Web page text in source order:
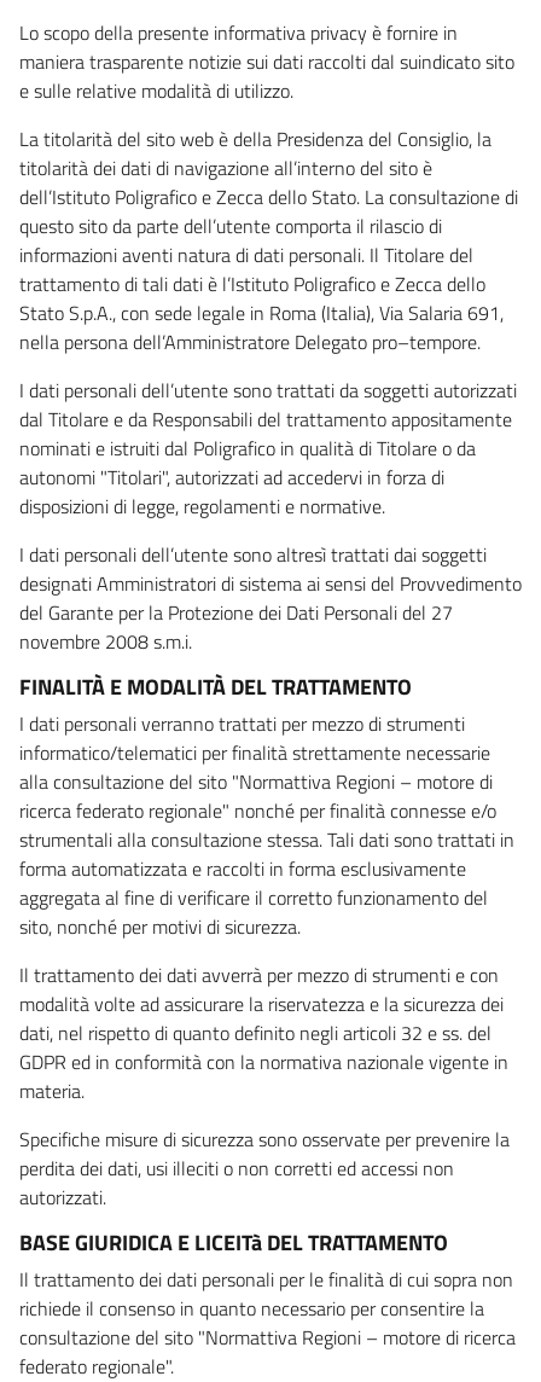
Lo scopo della presente informativa privacy è fornire in
maniera trasparente notizie sui dati raccolti dal suindicato sito
e sulle relative modalità di utilizzo.
La titolarità del sito web è della Presidenza del Consiglio, la
titolarità dei dati di navigazione all’interno del sito è
dell’Istituto Poligrafico e Zecca dello Stato. La consultazione di
questo sito da parte dell’utente comporta il rilascio di
informazioni aventi natura di dati personali. Il Titolare del
trattamento di tali dati è l’Istituto Poligrafico e Zecca dello
Stato S.p.A., con sede legale in Roma (Italia), Via Salaria 691,
nella persona dell’Amministratore Delegato pro–tempore.
I dati personali dell’utente sono trattati da soggetti autorizzati
dal Titolare e da Responsabili del trattamento appositamente
nominati e istruiti dal Poligrafico in qualità di Titolare o da
autonomi "Titolari", autorizzati ad accedervi in forza di
disposizioni di legge, regolamenti e normative.
I dati personali dell’utente sono altresì trattati dai soggetti
designati Amministratori di sistema ai sensi del Provvedimento
del Garante per la Protezione dei Dati Personali del 27
novembre 2008 s.m.i.
FINALITÀ E MODALITÀ DEL TRATTAMENTO
I dati personali verranno trattati per mezzo di strumenti
informatico/telematici per finalità strettamente necessarie
alla consultazione del sito "Normattiva Regioni – motore di
ricerca federato regionale" nonché per finalità connesse e/o
strumentali alla consultazione stessa. Tali dati sono trattati in
forma automatizzata e raccolti in forma esclusivamente
aggregata al fine di verificare il corretto funzionamento del
sito, nonché per motivi di sicurezza.
Il trattamento dei dati avverrà per mezzo di strumenti e con
modalità volte ad assicurare la riservatezza e la sicurezza dei
dati, nel rispetto di quanto definito negli articoli 32 e ss. del
GDPR ed in conformità con la normativa nazionale vigente in
materia.
Specifiche misure di sicurezza sono osservate per prevenire la
perdita dei dati, usi illeciti o non corretti ed accessi non
autorizzati.
BASE GIURIDICA E LICEITà DEL TRATTAMENTO
Il trattamento dei dati personali per le finalità di cui sopra non
richiede il consenso in quanto necessario per consentire la
consultazione del sito "Normattiva Regioni – motore di ricerca
federato regionale".